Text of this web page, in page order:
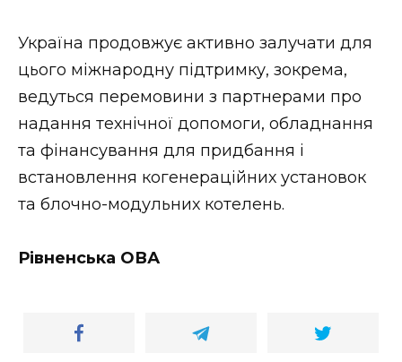
Україна продовжує активно залучати для
цього міжнародну підтримку, зокрема,
ведуться перемовини з партнерами про
надання технічної допомоги, обладнання
та фінансування для придбання і
встановлення когенераційних установок
та блочно-модульних котелень.
Рівненська ОВА